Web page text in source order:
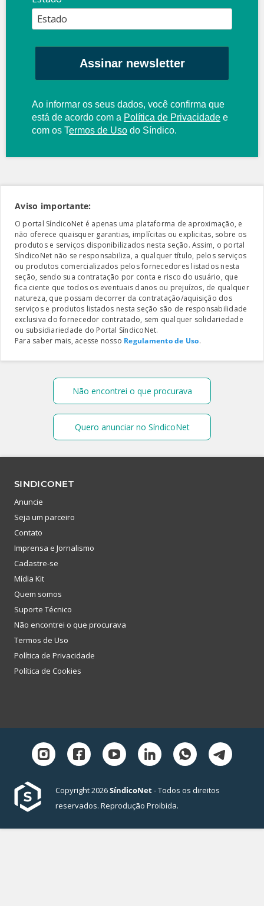
Assinar newsletter
Ao informar os seus dados, você confirma que
está de acordo com a Política de Privacidade e
com os Termos de Uso do Síndico.
Aviso importante:
O portal SíndicoNet é apenas uma plataforma de aproximação, e
não oferece quaisquer garantias, implícitas ou explicitas, sobre os
produtos e serviços disponibilizados nesta seção. Assim, o portal
SíndicoNet não se responsabiliza, a qualquer título, pelos serviços
ou produtos comercializados pelos fornecedores listados nesta
seção, sendo sua contratação por conta e risco do usuário, que
fica ciente que todos os eventuais danos ou prejuízos, de qualquer
natureza, que possam decorrer da contratação/aquisição dos
serviços e produtos listados nesta seção são de responsabilidade
exclusiva do fornecedor contratado, sem qualquer solidariedade
ou subsidiariedade do Portal SíndicoNet.
Para saber mais, acesse nosso Regulamento de Uso.
Não encontrei o que procurava
Quero anunciar no SíndicoNet
SINDICONET
Anuncie
Seja um parceiro
Contato
Imprensa e Jornalismo
Cadastre-se
Mídia Kit
Quem somos
Suporte Técnico
Não encontrei o que procurava
Termos de Uso
Política de Privacidade
Política de Cookies
Copyright 2026SíndicoNet- Todos os direitos
reservados. Reprodução Proibida.